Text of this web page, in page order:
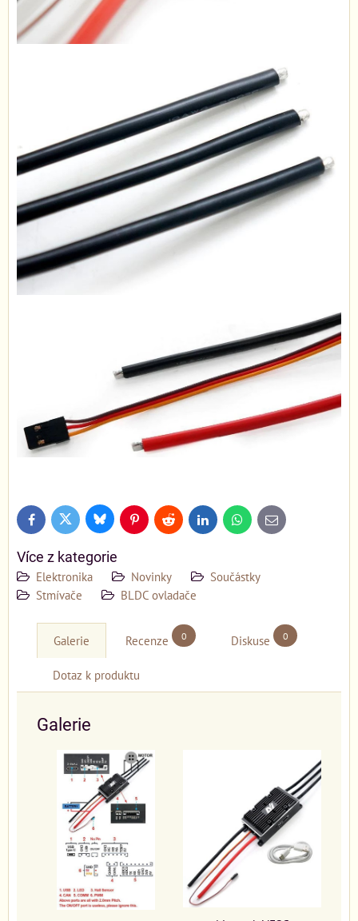
FacebookTwitter BlueskyPinterestReddit LinkedInWhatsApp
E-
mail
Více z kategorie
Elektronika Novinky
Součástky
Stmívače
BLDC ovladače
Galerie Recenze 0 Diskuse 0
Dotaz k produktu
Galerie